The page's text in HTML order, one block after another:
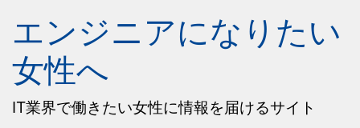
エンジニアになりたい
女性へ
IT業界で働きたい女性に情報を届けるサイト